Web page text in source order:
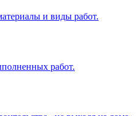
и виды работ.
работ.